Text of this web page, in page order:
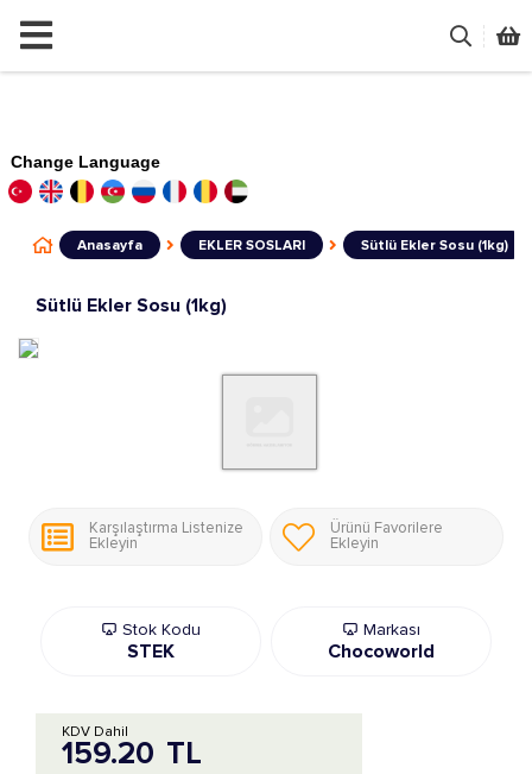
Change Language
Anasayfa EKLER SOSLARI Sütlü Ekler Sosu (1kg)
Sütlü Ekler Sosu (1kg)
Karşılaştırma Listenize
Ekleyin
Ürünü Favorilere
Ekleyin
Stok Kodu
STEK
Markası
Chocoworld
159.20 TL
KDV Dahil